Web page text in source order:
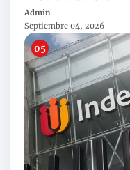
Admin
Septiembre 04, 2026